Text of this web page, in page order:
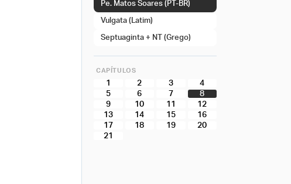
Pe. Matos Soares (PT-BR)
Vulgata (Latim)
Septuaginta + NT (Grego)
CAPÍTULOS
1 2 3
4
5
6 7
8
9
10 11
12
13
14 15
16
17
18 19
20
21